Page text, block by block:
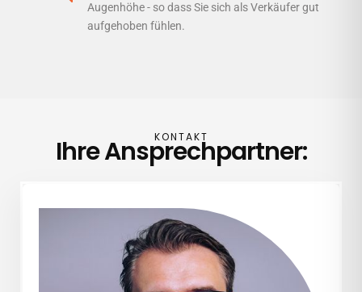
Augenhöhe - so dass Sie sich als Verkäufer gut
aufgehoben fühlen.
KONTAKT
Ihre Ansprechpartner: